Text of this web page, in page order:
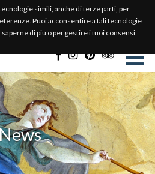
BIGLIETTERIA ONLINE
Select Language
simili, anche di terze parti, per
Puoi acconsentire a tali tecnologie
saperne di più o per gestire i tuoi consensi